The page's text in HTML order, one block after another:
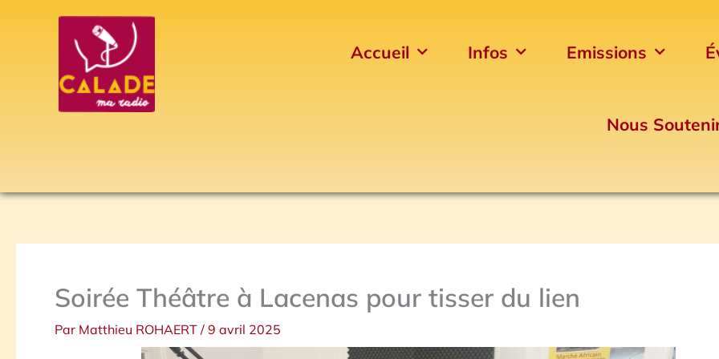
Accueil Infos Emissions
Nous
Soirée Théâtre à Lacenas pour tisser du lien
Par Matthieu ROHAERT / 9 avril 2025